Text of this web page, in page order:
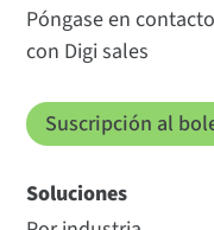
Póngase en contacto
con Digi sales
Suscripción al
Soluciones